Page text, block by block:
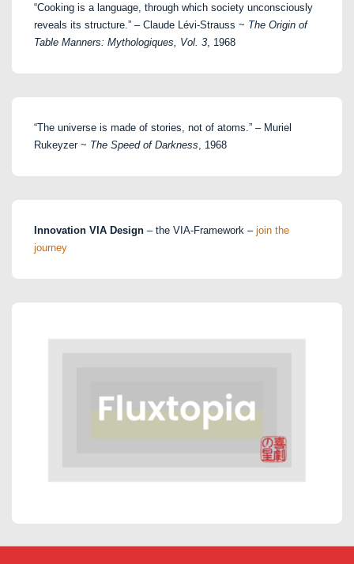
“Cooking is a language, through which society unconsciously
reveals its structure.” – Claude Lévi-Strauss ~ The Origin of
Table Manners: Mythologiques, Vol. 3 , 1968
“The universe is made of stories, not of atoms.” – Muriel
Rukeyzer ~ The Speed of Darkness , 1968
Innovation VIA Design – the VIA-Framework – join the
journey